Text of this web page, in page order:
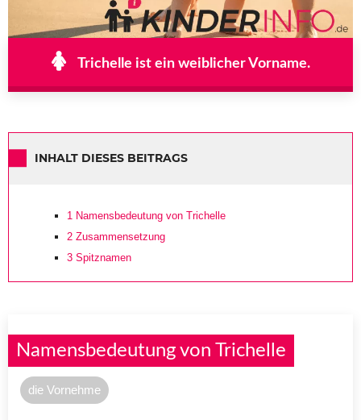
Trichelle ist ein weiblicher Vorname.
INHALT DIESES BEITRAGS
1 Namensbedeutung von Trichelle
2 Zusammensetzung
3 Spitznamen
Namensbedeutung von Trichelle
die Vornehme